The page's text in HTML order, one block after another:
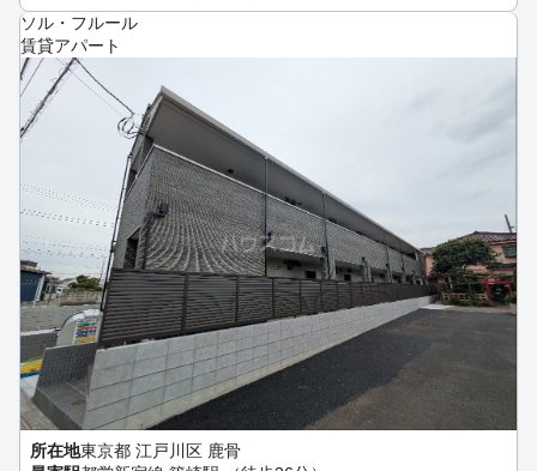
ソル・フルール
賃貸アパート
所在地東京都 江戸川区 鹿骨